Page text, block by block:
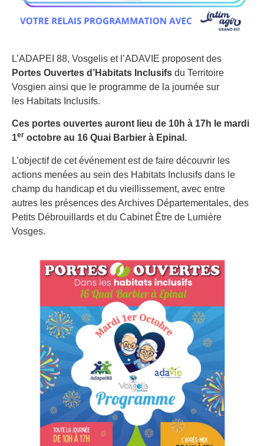
L’ADAPEI 88, Vosgelis et l’ADAVIE proposent des
Portes Ouvertes d’Habitats Inclusifs du Territoire
Vosgien ainsi que le programme de la journée sur
les Habitats Inclusifs.
Ces portes ouvertes auront lieu de 10h à 17h le mardi
1er octobre au 16 Quai Barbier à Epinal.
L’objectif de cet événement est de faire découvrir les
actions menées au sein des Habitats Inclusifs dans le
champ du handicap et du vieillissement, avec entre
autres les présences des Archives Départementales, des
Petits Débrouillards et du Cabinet Être de Lumière
Vosges.